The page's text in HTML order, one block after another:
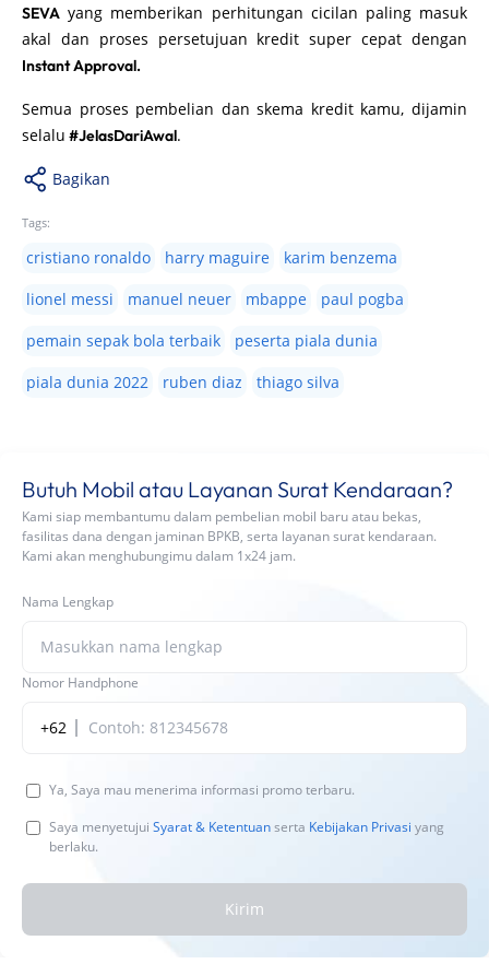
SEVA yang memberikan perhitungan cicilan paling masuk
akal dan proses persetujuan kredit super cepat dengan
Instant Approval.
Semua proses pembelian dan skema kredit kamu, dijamin
selalu #JelasDariAwal.
Bagikan
Tags:
cristiano ronaldo harry maguire
karim benzema
lionel messi
manuel neuer mbappe
paul pogba
pemain sepak bola terbaik
peserta piala dunia
piala dunia 2022
ruben diaz thiago silva
Butuh Mobil atau Layanan Surat Kendaraan?
Kami siap membantumu dalam pembelian mobil baru atau bekas,
fasilitas dana dengan jaminan BPKB, serta layanan surat kendaraan.
Kami akan menghubungimu dalam 1x24 jam.
Nama Lengkap
Nomor Handphone
+62
Ya, Saya mau menerima informasi promo terbaru.
Saya menyetujui Syarat & Ketentuanserta Kebijakan Privasi yang
berlaku.
Kirim